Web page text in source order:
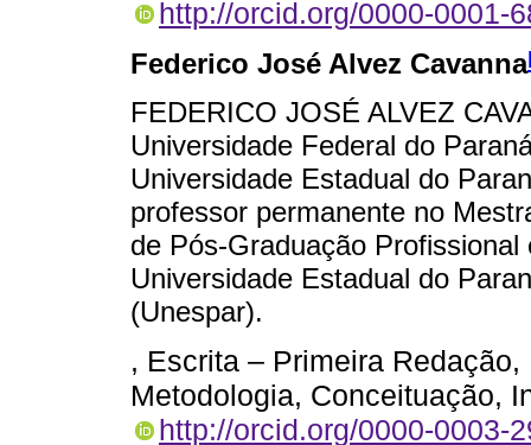
http://orcid.org/0000-0001-
Federico José Alvez Cavanna
FEDERICO JOSÉ ALVEZ
Universidade Federal do
Universidade Estadual do
professor permanente no
de Pós-Graduação
Universidade Estadual do
(Unespar).
, Escrita – Primeira
Metodologia, Conceituação,
http://orcid.org/0000-0003-